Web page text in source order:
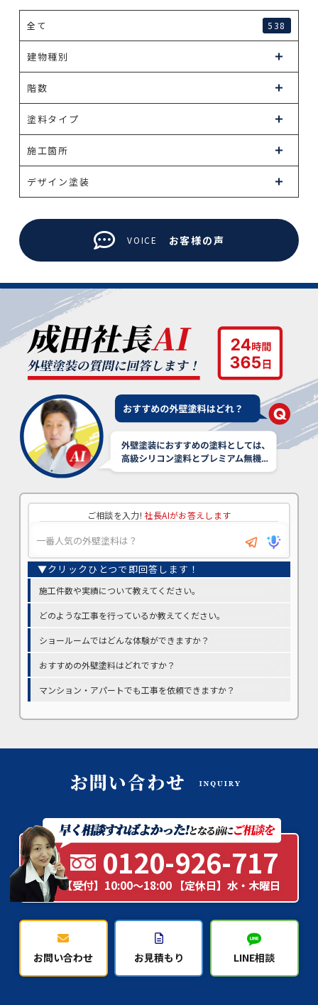
全て 538
建物種別
階数
塗料タイプ
施工箇所
デザイン塗装
VOICE お客様の声
ご相談を入力! 社長AIがお答えします
施工件数や実績について教えてください。
どのような工事を行っているか教えてください。
ショールームではどんな体験ができますか？
おすすめの外壁塗料はどれですか？
マンション・アパートでも工事を依頼できますか？
0120-926-717
【受付】10:00～18:00 【定休日】水・木曜日
お問い合わせ お見積もり LINE相談